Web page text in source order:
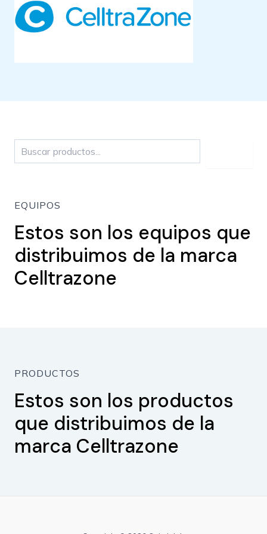
EQUIPOS
Estos son los equipos que
distribuimos de la marca
Celltrazone
PRODUCTOS
Estos son los productos
que distribuimos de la
marca Celltrazone